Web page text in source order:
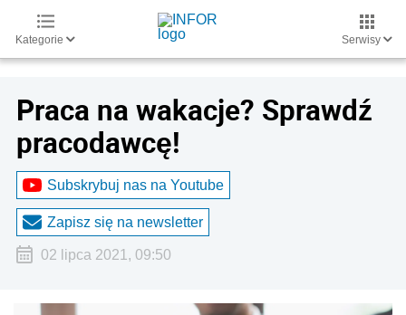
Kategorie Serwisy
Praca na wakacje? Sprawdź
pracodawcę!
Subskrybuj nas na Youtube
Zapisz się na newsletter
02 lipca 2021, 09:50